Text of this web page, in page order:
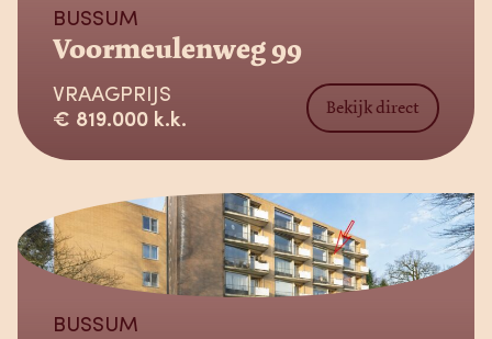
BUSSUM
Voormeulenweg 99
VRAAGPRIJS
€ 819.000 k.k.
Bekijk direct
Verkocht
BUSSUM